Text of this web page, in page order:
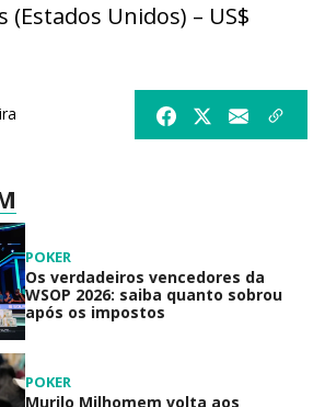
(Estados Unidos) – US$
POKER
Os verdadeiros vencedores da
WSOP 2026: saiba quanto sobrou
após os impostos
POKER
Murilo Milhomem volta aos